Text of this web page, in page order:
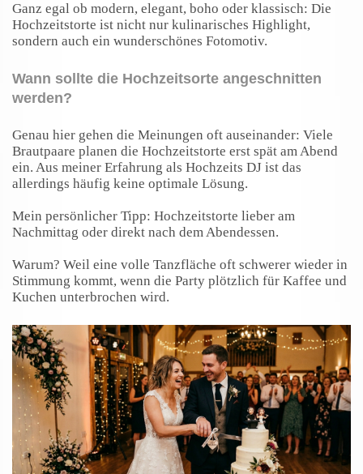
Ganz egal ob modern, elegant, boho oder klassisch: Die
Hochzeitstorte ist nicht nur kulinarisches Highlight,
sondern auch ein wunderschönes Fotomotiv.
Wann sollte die Hochzeitsorte angeschnitten
werden?
Genau hier gehen die Meinungen oft auseinander: Viele
Brautpaare planen die Hochzeitstorte erst spät am Abend
ein. Aus meiner Erfahrung als Hochzeits DJ ist das
allerdings häufig keine optimale Lösung.
Mein persönlicher Tipp: Hochzeitstorte lieber am
Nachmittag oder direkt nach dem Abendessen.
Warum? Weil eine volle Tanzfläche oft schwerer wieder in
Stimmung kommt, wenn die Party plötzlich für Kaffee und
Kuchen unterbrochen wird.